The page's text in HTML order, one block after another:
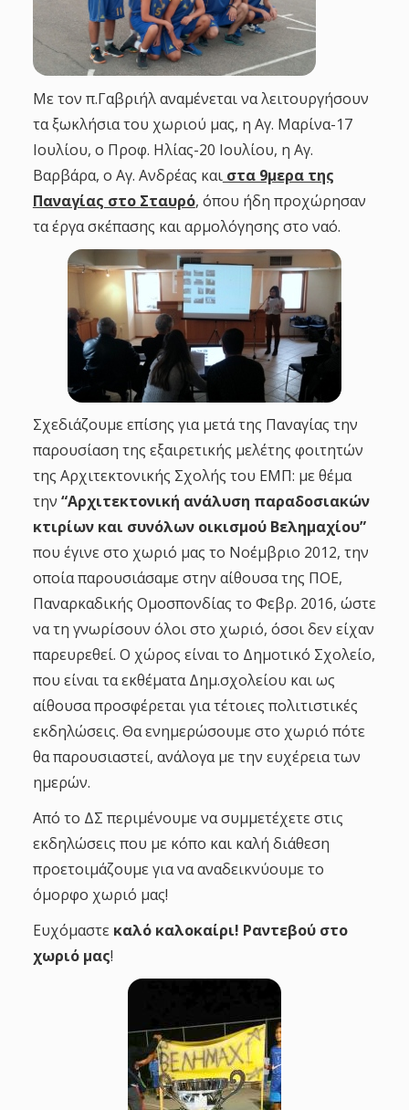
Με τον π.Γαβριήλ αναμένεται να λειτουργήσουν
τα ξωκλήσια του χωριού μας, η Αγ. Μαρίνα-17
Ιουλίου, ο Προφ. Ηλίας-20 Ιουλίου, η Αγ.
Βαρβάρα, ο Αγ. Ανδρέας καιστα 9μερα της
Παναγίας στο Σταυρό, όπου ήδη προχώρησαν
τα έργα σκέπασης και αρμολόγησης στο ναό.
Σχεδιάζουμε επίσης για μετά της Παναγίας την
παρουσίαση της εξαιρετικής μελέτης φοιτητών
της Αρχιτεκτονικής Σχολής του ΕΜΠ: με θέμα
την “Αρχιτεκτονική ανάλυση παραδοσιακών
κτιρίων και συνόλων οικισμού Βελημαχίου”
που έγινε στο χωριό μας το Νοέμβριο 2012, την
οποία παρουσιάσαμε στην αίθουσα της ΠΟΕ,
Παναρκαδικής Ομοσπονδίας το Φεβρ. 2016, ώστε
να τη γνωρίσουν όλοι στο χωριό, όσοι δεν είχαν
παρευρεθεί. Ο χώρος είναι το Δημοτικό Σχολείο,
που είναι τα εκθέματα Δημ.σχολείου και ως
αίθουσα προσφέρεται για τέτοιες πολιτιστικές
εκδηλώσεις. Θα ενημερώσουμε στο χωριό πότε
θα παρουσιαστεί, ανάλογα με την ευχέρεια των
ημερών.
Από το ΔΣ περιμένουμε να συμμετέχετε στις
εκδηλώσεις που με κόπο και καλή διάθεση
προετοιμάζουμε για να αναδεικνύουμε το
όμορφο χωριό μας!
Ευχόμαστε καλό καλοκαίρι! Ραντεβού στο
χωριό μας!